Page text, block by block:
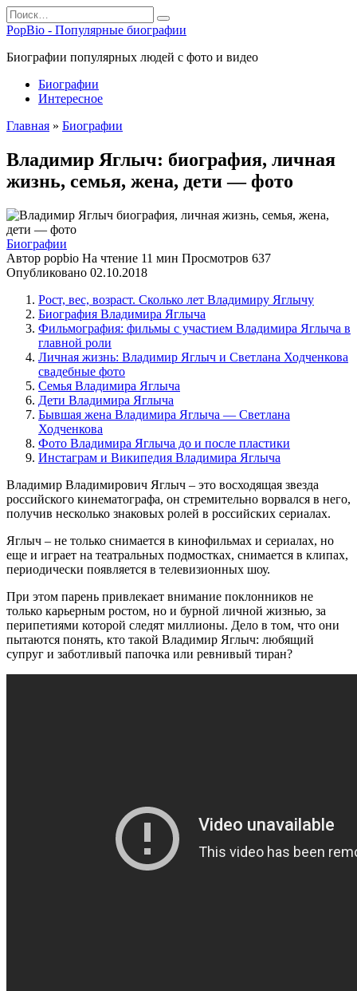
Перейти
к
содержанию
Search
for:
PopBio - Популярные биографии
Биографии популярных людей с фото и видео
Биографии
Интересное
Главная » Биографии
Владимир Яглыч: биография, личная
жизнь, семья, жена, дети — фото
Биографии
Автор popbio На чтение 11 мин Просмотров 637
Опубликовано 02.10.2018
Рост, вес, возраст. Сколько лет Владимиру Яглычу
Биография Владимира Яглыча
Фильмография: фильмы с участием Владимира Яглыча в
главной роли
Личная жизнь: Владимир Яглыч и Светлана Ходченкова
свадебные фото
Семья Владимира Яглыча
Дети Владимира Яглыча
Бывшая жена Владимира Яглыча — Светлана
Ходченкова
Фото Владимира Яглыча до и после пластики
Инстаграм и Википедия Владимира Яглыча
Владимир Владимирович Яглыч – это восходящая звезда
российского кинематографа, он стремительно ворвался в него,
получив несколько знаковых ролей в российских сериалах.
Яглыч – не только снимается в кинофильмах и сериалах, но
еще и играет на театральных подмостках, снимается в клипах,
периодически появляется в телевизионных шоу.
При этом парень привлекает внимание поклонников не
только карьерным ростом, но и бурной личной жизнью, за
перипетиями которой следят миллионы. Дело в том, что они
пытаются понять, кто такой Владимир Яглыч: любящий
супруг и заботливый папочка или ревнивый тиран?